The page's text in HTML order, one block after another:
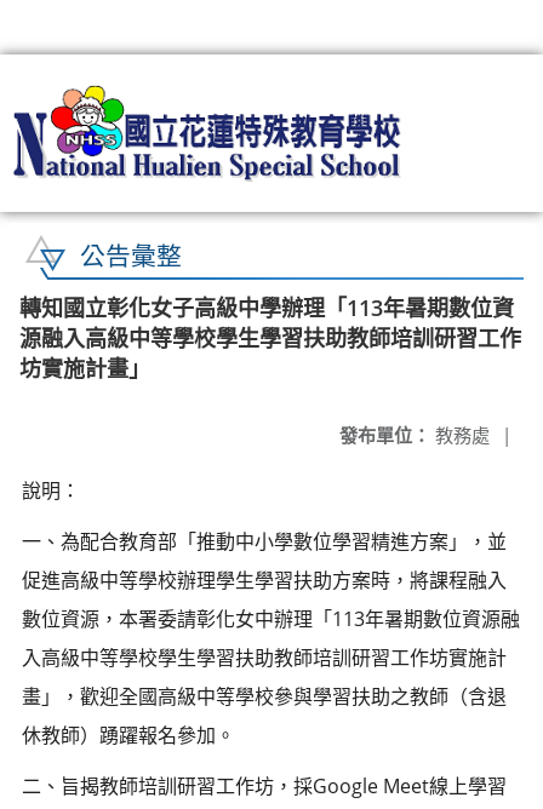
公告彙整
轉知國立彰化女子高級中學辦理「113年暑期數位資
源融入高級中等學校學生學習扶助教師培訓研習工作
坊實施計畫」
發布單位： 教務處 |
說明：
一、為配合教育部「推動中小學數位學習精進方案」，並
促進高級中等學校辦理學生學習扶助方案時，將課程融入
數位資源，本署委請彰化女中辦理「113年暑期數位資源融
入高級中等學校學生學習扶助教師培訓研習工作坊實施計
畫」，歡迎全國高級中等學校參與學習扶助之教師（含退
休教師）踴躍報名參加。
二、旨揭教師培訓研習工作坊，採Google Meet線上學習